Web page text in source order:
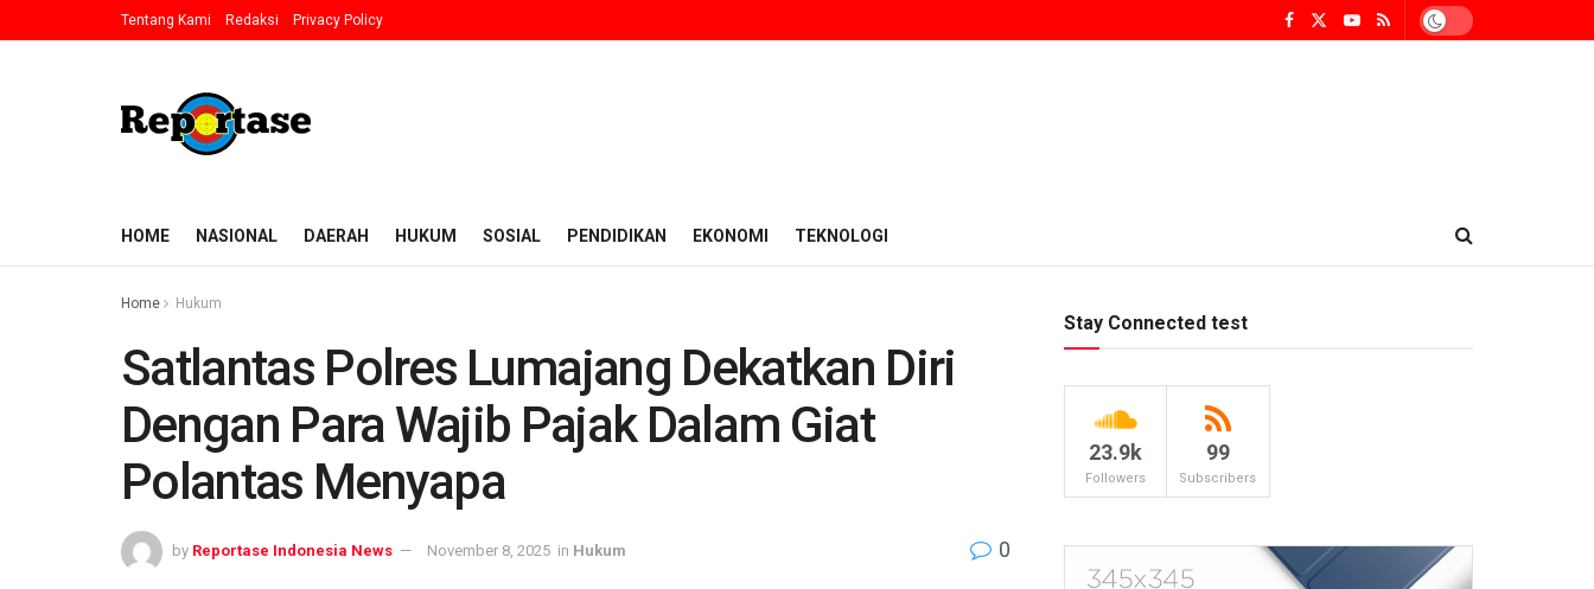
Tentang Kami Redaksi Privacy Policy
HOME NASIONAL DAERAH HUKUM SOSIAL PENDIDIKAN EKONOMI TEKNOLOGI
Home Hukum
Satlantas Polres Lumajang Dekatkan Diri
Dengan Para Wajib Pajak Dalam Giat
Polantas Menyapa
by Reportase Indonesia News November 8, 2025 in Hukum 0
Stay Connected test
23.9k
Followers
99
Subscribers